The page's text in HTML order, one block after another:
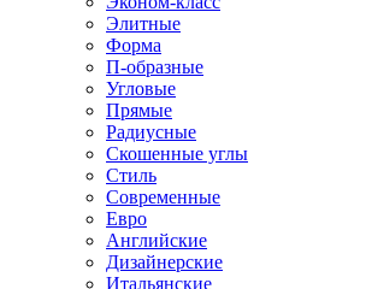
Элитные
Форма
П-образные
Угловые
Прямые
Радиусные
Скошенные углы
Стиль
Современные
Евро
Английские
Дизайнерские
Итальянские